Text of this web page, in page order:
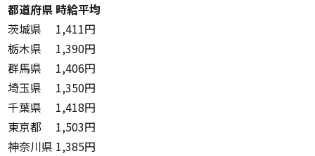
都道府県 時給平均
茨城県
1,411円
栃木県
1,390円
群馬県
1,406円
埼玉県
1,350円
千葉県
1,418円
東京都
1,503円
神奈川県 1,385円